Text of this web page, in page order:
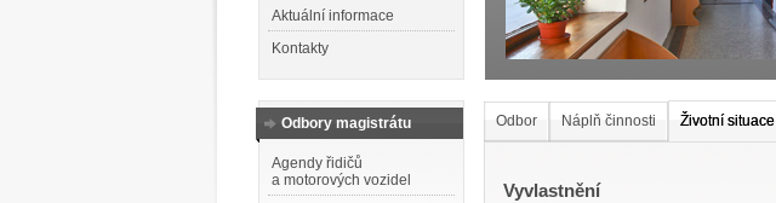
Aktuální informace
Kontakty
Odbory magistrátu
Agendy řidičů
a motorových vozidel
Odbor Náplň činnosti Životní situace
Vyvlastnění